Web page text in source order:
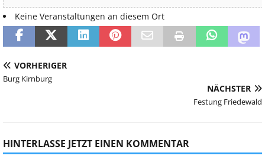
Keine Veranstaltungen an diesem Ort
VORHERIGER
Burg Kirnburg
NÄCHSTER
Festung Friedewald
HINTERLASSE JETZT EINEN KOMMENTAR